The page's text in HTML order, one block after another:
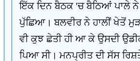
ਇੱਕ ਦਿਨ ਬੈਠਕ 'ਚ ਬੈਠਿਆਂ ਪਾਲੇ
ਪੁੱਛਿਆ। ਬਲਵੀਰ ਨੇ ਹਾਲੀਂ ਖੇਤੋਂ
ਵੀ ਕੁਝ ਛੇਤੀ ਹੀ ਆ ਕੇ ਉਸਦੀ
ਪਿਆ ਸੀ। ਮਨਪ੍ਰੀਤ ਦੀ ਸੱਸ